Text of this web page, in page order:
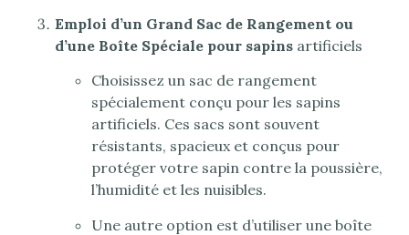
Emploi d’un Grand Sac de Rangement ou
d’une Boîte Spéciale pour sapins artificiels
Choisissez un sac de rangement
spécialement conçu pour les sapins
artificiels. Ces sacs sont souvent
résistants, spacieux et conçus pour
protéger votre sapin contre la poussière,
l’humidité et les nuisibles.
Une autre option est d’utiliser une boîte